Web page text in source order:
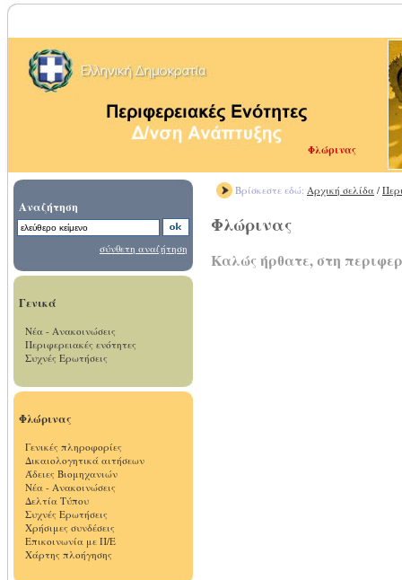
Φλώρινας
Αναζήτηση
σύνθετη αναζήτηση
Γενικά
Νέα - Ανακοινώσεις
Περιφερειακές ενότητες
Συχνές Ερωτήσεις
Φλώρινας
Γενικές πληροφορίες
Δικαιολογητικά αιτήσεων
Άδειες Βιομηχανιών
Νέα - Ανακοινώσεις
Δελτία Τύπου
Συχνές Ερωτήσεις
Χρήσιμες συνδέσεις
Επικοινωνία με Π/Ε
Χάρτης πλοήγησης
Βρίσκεστε εδώ: Αρχική σελίδα /
Φλώρινας
Καλώς ήρθατε, στη